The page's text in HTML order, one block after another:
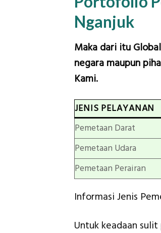
Nganjuk
Maka dari itu
negara maupun
Kami.
JENIS PELAYANAN
Pemetaan Darat
Pemetaan Udara
Pemetaan Perairan
Informasi Jenis
Untuk keadaan